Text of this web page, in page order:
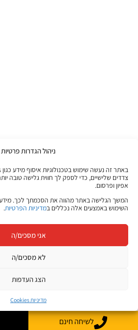
ניהול הגדרות פרטיות
צדדים שלישיים, כדי לספק לך חווית גלישה טובה
אפיון ופרסום.
המשך הגלישה באתר מהווה את הסכמתך לכך. מידע
השימוש באמצעים אלה נכללים במדיניות הפרטיות.
אני מסכים/ה
לא מסכים/ה
הצג העדפות
מדיניות Cookies
לשיחה חינם